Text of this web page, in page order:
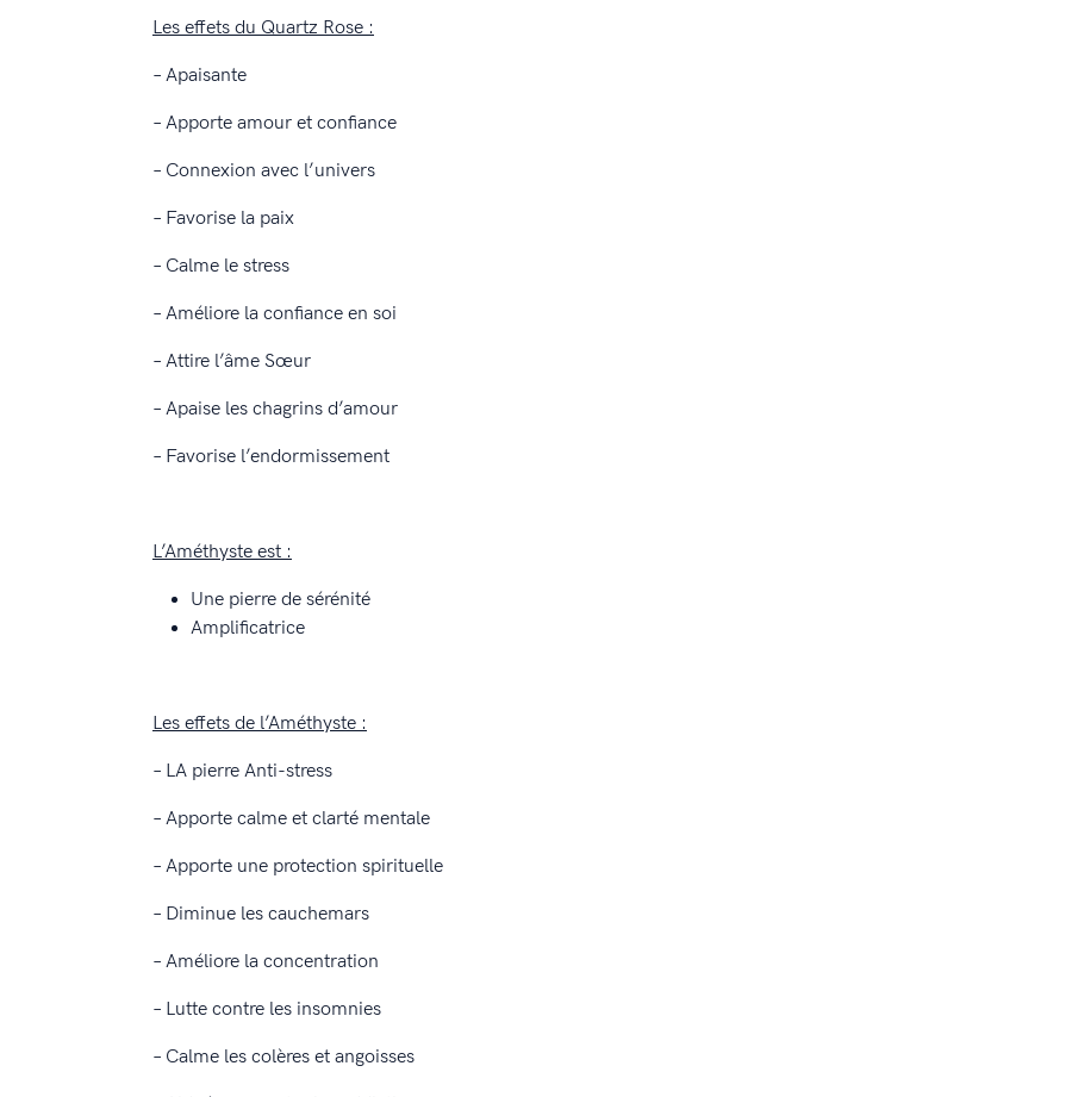
Les effets du Quartz Rose :
– Apaisante
– Apporte amour et confiance
– Connexion avec l’univers
– Favorise la paix
– Calme le stress
– Améliore la confiance en soi
– Attire l’âme Sœur
– Apaise les chagrins d’amour
– Favorise l’endormissement
L’Améthyste est :
Une pierre de sérénité
Amplificatrice
Les effets de l’Améthyste :
– LA pierre Anti-stress
– Apporte calme et clarté mentale
– Apporte une protection spirituelle
– Diminue les cauchemars
– Améliore la concentration
– Lutte contre les insomnies
– Calme les colères et angoisses